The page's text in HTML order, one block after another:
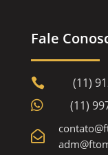
Fale
 (11)
 (11)
